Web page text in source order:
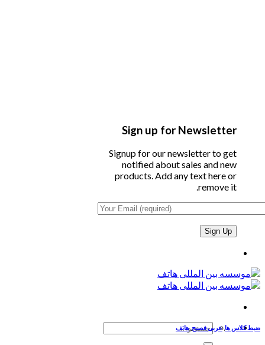
Sign up for Newsletter
Signup for our newsletter to get
notified about sales and new
products. Add any text here or
remove it.
جستجو
ضبط کلاس ها ,عربی فصیح,هاتف